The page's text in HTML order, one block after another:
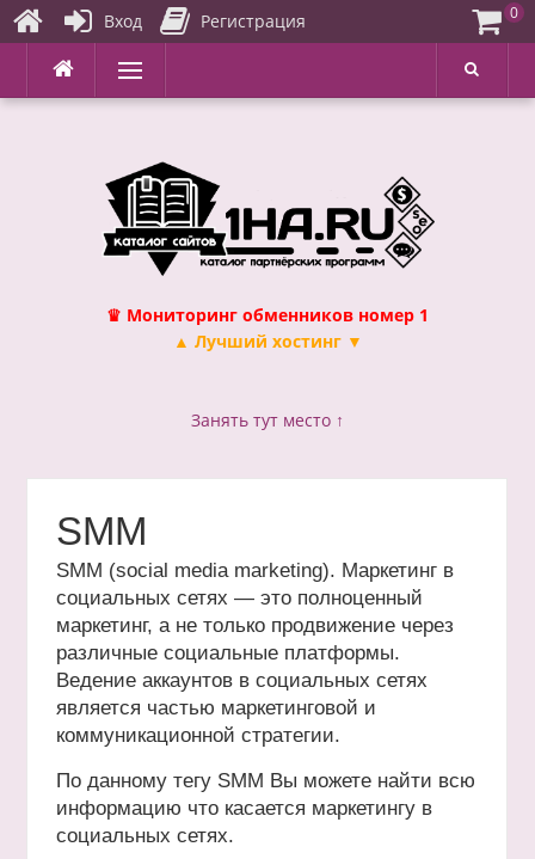
Перейти
содержимому
Меню
♛ Мониторинг обменников номер 1
▲ Лучший хостинг ▼
Занять тут место ↑
SMM
SMM (social media marketing). Маркетинг в
социальных сетях — это полноценный
маркетинг, а не только продвижение через
различные социальные платформы.
Ведение аккаунтов в социальных сетях
является частью маркетинговой и
коммуникационной стратегии.
По данному тегу SMM Вы можете найти всю
информацию что касается маркетингу в
социальных сетях.
Вход Регистрация 0